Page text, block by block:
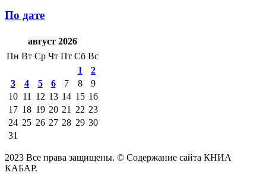
По дате
август 2026
Пн Вт Ср Чт Пт Сб Вс
1
2
3
4 5 6 7 8
9
10 11 12 13 14 15 16
17 18 19 20 21 22 23
24 25 26 27 28 29 30
31
2023 Все права защищены. © Содержание сайта КНИА
КАБАР.